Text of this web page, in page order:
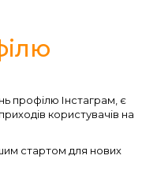
профілю Інстаграм, є
користувачів на
стартом для нових